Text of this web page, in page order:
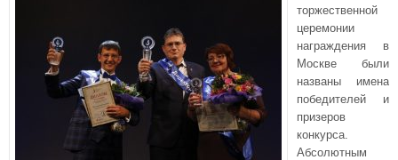
торжественной
церемонии
награждения в
Москве были
названы имена
победителей и
призеров
конкурса.
Абсолютным